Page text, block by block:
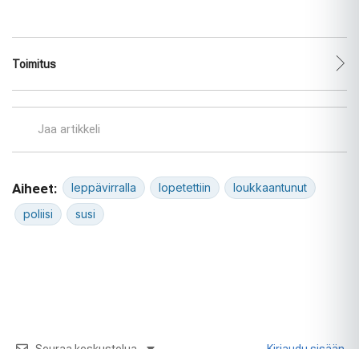
Toimitus
Jaa artikkeli
Aiheet: leppävirralla lopetettiin
loukkaantunut
poliisi
susi